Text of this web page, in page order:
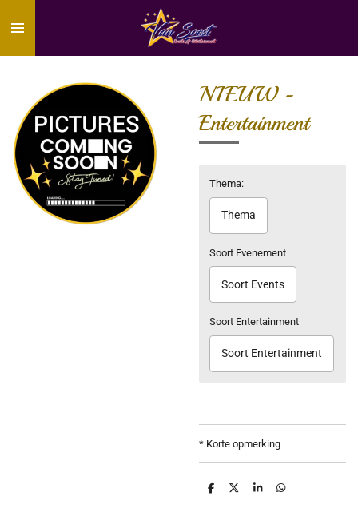
direct
hoofdinhoud
NIEUW -
Entertainment
Thema:
Thema
Soort Evenement
Soort Events
Soort Entertainment
Soort Entertainment
* Korte opmerking
D
D
S
D